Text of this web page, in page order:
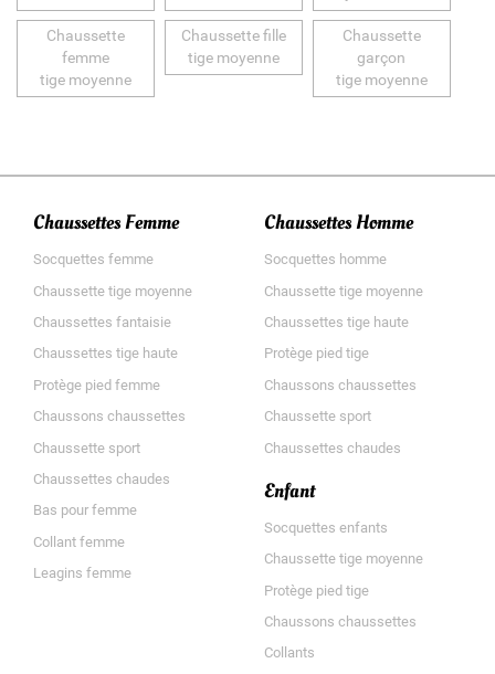
Chaussette
femme
tige moyenne
Chaussette fille
tige moyenne
Chaussette
garçon
tige moyenne
Chaussettes Femme
Socquettes femme
Chaussette tige moyenne
Chaussettes fantaisie
Chaussettes tige haute
Protège pied femme
Chaussons chaussettes
Chaussette sport
Chaussettes chaudes
Bas pour femme
Collant femme
Leagins femme
Chaussettes Homme
Socquettes homme
Chaussette tige moyenne
Chaussettes tige haute
Protège pied tige
Chaussons chaussettes
Chaussette sport
Chaussettes chaudes
Enfant
Socquettes enfants
Chaussette tige moyenne
Protège pied tige
Chaussons chaussettes
Collants